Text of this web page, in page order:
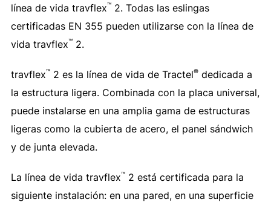
línea de vida travflex™2. Todas las eslingas
certificadas EN 355 pueden utilizarse con la línea de
vida travflex™2.
travflex™2 es la línea de vida de Tractel®dedicada a
la estructura ligera. Combinada con la placa universal,
puede instalarse en una amplia gama de estructuras
ligeras como la cubierta de acero, el panel sándwich
y de junta elevada.
La línea de vida travflex™2 está certificada para la
siguiente instalación: en una pared, en una superficie